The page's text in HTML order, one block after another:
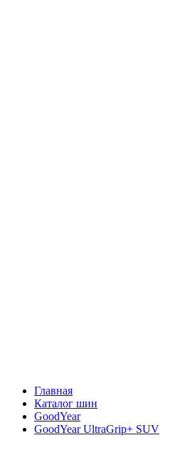
Главная
Каталог шин
GoodYear
GoodYear UltraGrip+ SUV